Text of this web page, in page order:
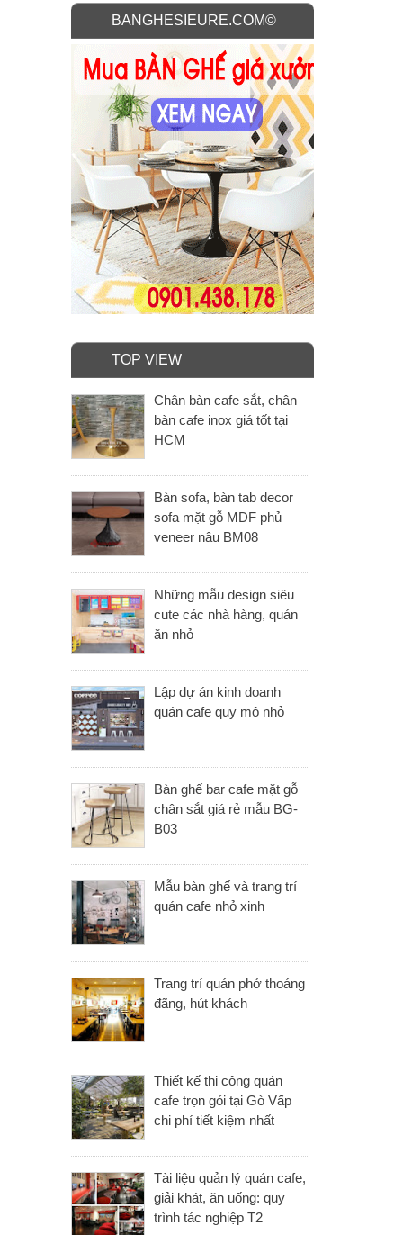
BANGHESIEURE.COM©
TOP VIEW
Chân bàn cafe sắt, chân
bàn cafe inox giá tốt tại
HCM
Bàn sofa, bàn tab decor
sofa mặt gỗ MDF phủ
veneer nâu BM08
Những mẫu design siêu
cute các nhà hàng, quán
ăn nhỏ
Lập dự án kinh doanh
quán cafe quy mô nhỏ
Bàn ghế bar cafe mặt gỗ
chân sắt giá rẻ mẫu BG-
B03
Mẫu bàn ghế và trang trí
quán cafe nhỏ xinh
Trang trí quán phở thoáng
đãng, hút khách
Thiết kế thi công quán
cafe trọn gói tại Gò Vấp
chi phí tiết kiệm nhất
Tài liệu quản lý quán cafe,
giải khát, ăn uống: quy
trình tác nghiệp T2